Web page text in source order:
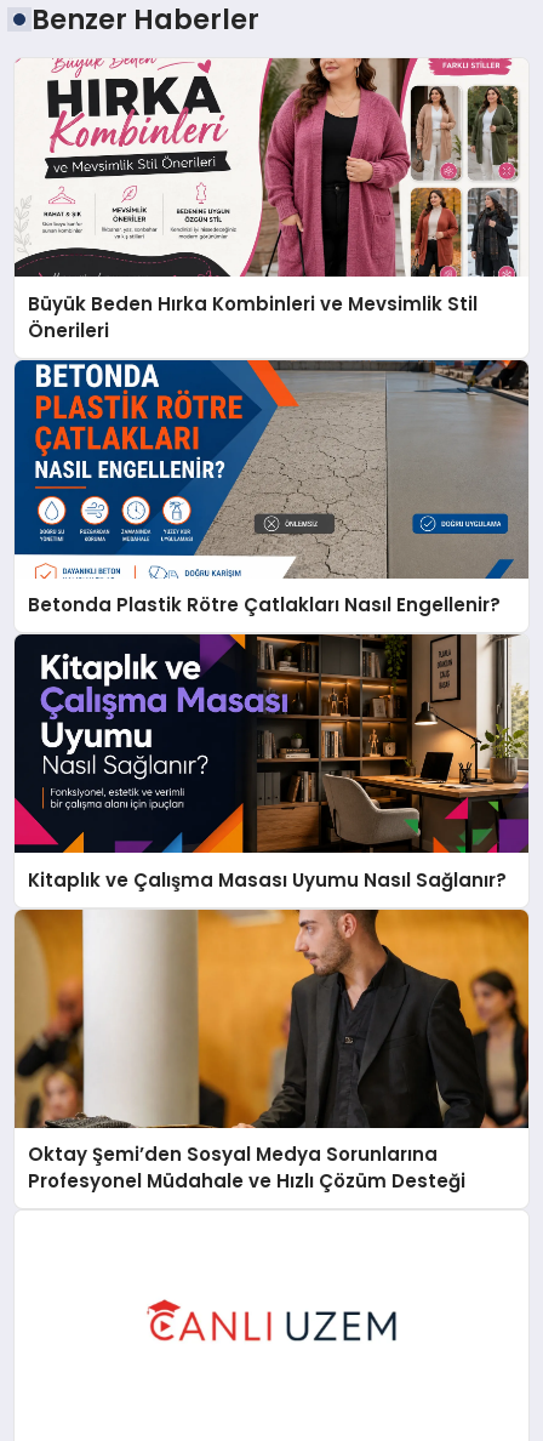
Benzer Haberler
Büyük Beden Hırka Kombinleri ve Mevsimlik Stil
Önerileri
Betonda Plastik Rötre Çatlakları Nasıl Engellenir?
Kitaplık ve Çalışma Masası Uyumu Nasıl Sağlanır?
Oktay Şemi’den Sosyal Medya Sorunlarına
Profesyonel Müdahale ve Hızlı Çözüm Desteği